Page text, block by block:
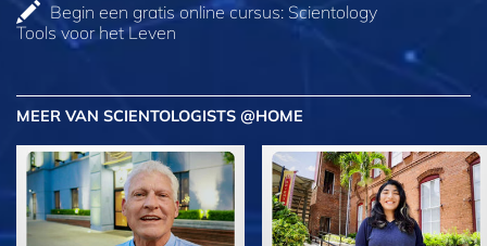
Begin een gratis online cursus: Scientology
Tools voor het Leven
MEER VAN SCIENTOLOGISTS @HOME